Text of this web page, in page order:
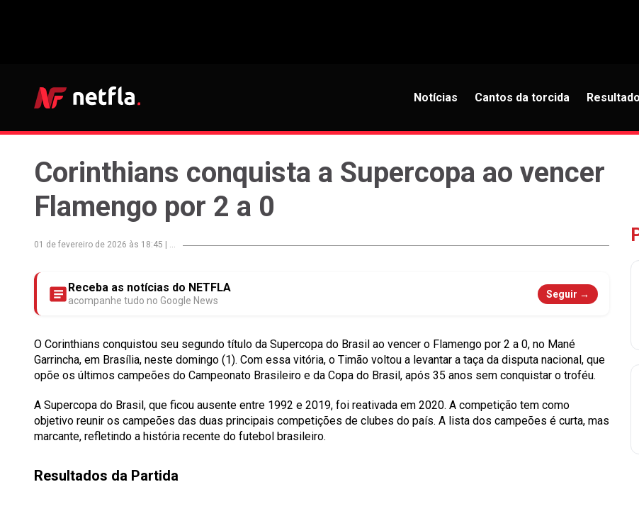
Notícias Cantos da torcida
Corinthians conquista a Supercopa ao vencer
Flamengo por 2 a 0
01 de fevereiro de 2026 às 18:45 ...
Receba as notícias do NETFLA
acompanhe tudo no Google News
Seguir →
O Corinthians conquistou seu segundo título da Supercopa do Brasil ao vencer o Flamengo por 2 a 0, no Mané
Garrincha, em Brasília, neste domingo (1). Com essa vitória, o Timão voltou a levantar a taça da disputa nacional, que
opõe os últimos campeões do Campeonato Brasileiro e da Copa do Brasil, após 35 anos sem conquistar o troféu.
A Supercopa do Brasil, que ficou ausente entre 1992 e 2019, foi reativada em 2020. A competição tem como
objetivo reunir os campeões das duas principais competições de clubes do país. A lista dos campeões é curta, mas
marcante, refletindo a história recente do futebol brasileiro.
Resultados da Partida